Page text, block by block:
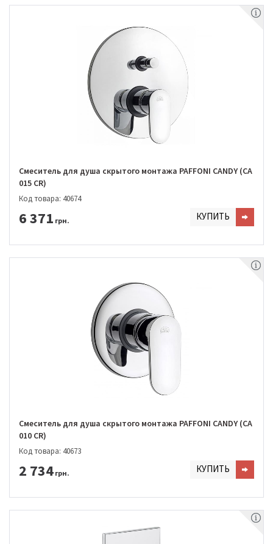
Смеситель для душа скрытого монтажа PAFFONI CANDY (CA
015 CR)
Код товара: 40674
6 371 грн. КУПИТЬ
Смеситель для душа скрытого монтажа PAFFONI CANDY (CA
010 CR)
Код товара: 40673
2 734 грн. КУПИТЬ